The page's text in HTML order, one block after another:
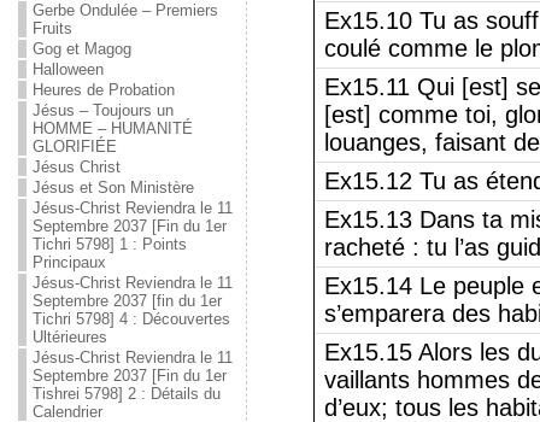
Gerbe Ondulée – Premiers
Fruits
Gog et Magog
Halloween
Heures de Probation
Jésus – Toujours un
HOMME – HUMANITÉ
GLORIFIÉE
Jésus Christ
Jésus et Son Ministère
Jésus-Christ Reviendra le 11
Septembre 2037 [Fin du 1er
Tichri 5798] 1 : Points
Principaux
Jésus-Christ Reviendra le 11
Septembre 2037 [fin du 1er
Tichri 5798] 4 : Découvertes
Ultérieures
Jésus-Christ Reviendra le 11
Septembre 2037 [Fin du 1er
Tishrei 5798] 2 : Détails du
Calendrier
Ex15.10 Tu as
coulé comme le
Ex15.11 Qui [est]
[est] comme toi,
louanges, faisant
Ex15.12 Tu as
Ex15.13 Dans ta
racheté : tu l’as
Ex15.14 Le peuple
s’emparera des
Ex15.15 Alors les
vaillants hommes
d’eux; tous les